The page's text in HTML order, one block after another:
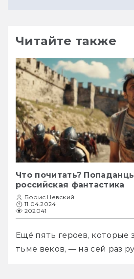
Читайте также
Что почитать?
российская фантастика
Борис Невский
11.04.2024
202041
Ещё пять героев, которые
тьме веков, — на сей раз